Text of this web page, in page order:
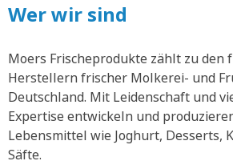
Wer wir sind
Moers Frischeprodukte zählt zu den
Herstellern frischer Molkerei- und
Deutschland. Mit Leidenschaft und
Expertise entwickeln und
Lebensmittel wie Joghurt, Desserts,
Säfte.